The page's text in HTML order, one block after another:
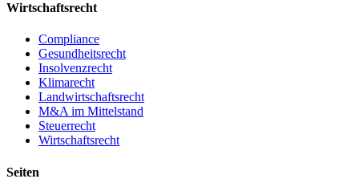
Wirtschaftsrecht
Compliance
Gesundheitsrecht
Insolvenzrecht
Klimarecht
Landwirtschaftsrecht
M&A im Mittelstand
Steuerrecht
Wirtschaftsrecht
Seiten